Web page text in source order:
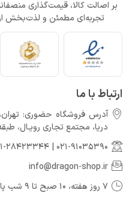
بر اصالت کالا، قیمت‌گذاری
تجربه‌ای مطمئن و لذت‌بخش از
ارتباط با ما
آدرس فروشگاه حضوری:
دريا، مجتمع تجارى رويـال، طبقه اول، واحد 110
021-91035390
28423344
info@dragon-shop.ir
7 روز هفته، 10 صبح تا 9 شب پاسخگوی شما عزیزان هستیم.